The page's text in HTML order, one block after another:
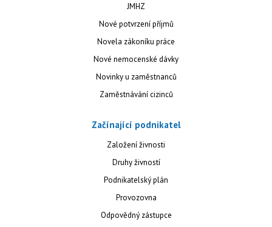
JMHZ
Nové potvrzení příjmů
Novela zákoníku práce
Nové nemocenské dávky
Novinky u zaměstnanců
Zaměstnávání cizinců
Začínající podnikatel
Založení živnosti
Druhy živností
Podnikatelský plán
Provozovna
Odpovědný zástupce